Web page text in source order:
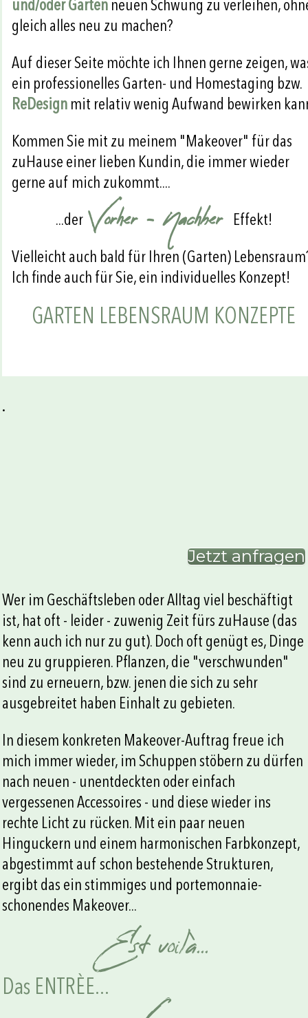
und/oder Garten neuen Schwung zu verleihen,
gleich alles neu zu machen?
Auf dieser Seite möchte ich Ihnen gerne zeigen,
ein professionelles Garten- und Homestaging bzw.
ReDesign mit relativ wenig Aufwand bewirken
Kommen Sie mit zu meinem "Makeover" für das
zuHause einer lieben Kundin, die immer wieder
gerne auf mich zukommt....
...der Vorher - Nachher Effekt!
Vielleicht auch bald für Ihren (Garten)
Ich finde auch für Sie, ein individuelles Konzept!
GARTEN LEBENSRAUM KONZEPTE
.
Jetzt anfragen
Wer im Geschäftsleben oder Alltag viel beschäftigt
ist, hat oft - leider - zuwenig Zeit fürs zuHause (das
kenn auch ich nur zu gut). Doch oft genügt es, Dinge
neu zu gruppieren. Pflanzen, die "verschwunden"
sind zu erneuern, bzw. jenen die sich zu sehr
ausgebreitet haben Einhalt zu gebieten.
In diesem konkreten Makeover-Auftrag freue ich
mich immer wieder, im Schuppen stöbern zu dürfen
nach neuen - unentdeckten oder einfach
vergessenen Accessoires - und diese wieder ins
rechte Licht zu rücken. Mit ein paar neuen
Hinguckern und einem harmonischen Farbkonzept,
abgestimmt auf schon bestehende Strukturen,
ergibt das ein stimmiges und portemonnaie-
schonendes Makeover...
Est voilà...
Das ENTRÈE...